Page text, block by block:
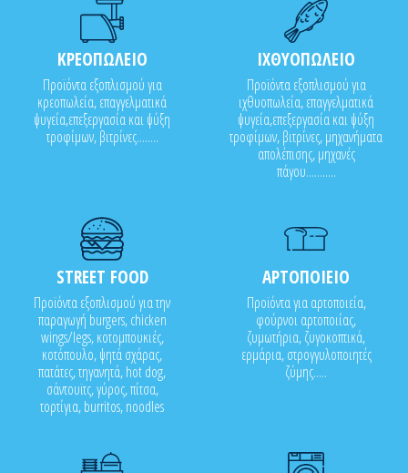
ΚΡΕΟΠΩΛΕΙΟ
Προϊόντα εξοπλισμού για
κρεοπωλεία, επαγγελματικά
ψυγεία,επεξεργασία και ψύξη
τροφίμων, βιτρίνες........
ΙΧΘΥΟΠΩΛΕΙΟ
Προϊόντα εξοπλισμού για
ιχθυοπωλεία, επαγγελματικά
ψυγεία,επεξεργασία και ψύξη
τροφίμων, βιτρίνες, μηχανήματα
απολέπισης, μηχανές
πάγου...........
STREET FOOD
Προϊόντα εξοπλισμού για την
παραγωγή burgers, chicken
wings/legs, κοτομπουκιές,
κοτόπουλο, ψητά σχάρας,
πατάτες, τηγανητά, hot dog,
σάντουϊτς, γύρος, πίτσα,
τορτίγια, burritos, noodles
ΑΡΤΟΠΟΙΕΙΟ
Προϊόντα για αρτοποιεία,
φούρνοι αρτοποιίας,
ζυμωτήρια, ζυγοκοπτικά,
ερμάρια, στρογγυλοποιητές
ζύμης.....